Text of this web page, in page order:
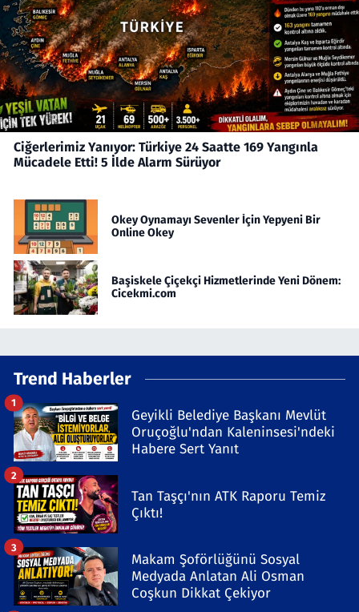
Ciğerlerimiz Yanıyor: Türkiye 24 Saatte 169 Yangınla
Mücadele Etti! 5 İlde Alarm Sürüyor
Okey Oynamayı Sevenler İçin Yepyeni Bir
Online Okey
Başiskele Çiçekçi Hizmetlerinde Yeni Dönem:
Cicekmi.com
Trend Haberler
Geyikli Belediye Başkanı Mevlüt
Oruçoğlu'ndan Kaleninsesi'ndeki
Habere Sert Yanıt
1
Tan Taşçı'nın ATK Raporu Temiz
Çıktı!
2
Makam Şoförlüğünü Sosyal
Medyada Anlatan Ali Osman
Coşkun Dikkat Çekiyor
3